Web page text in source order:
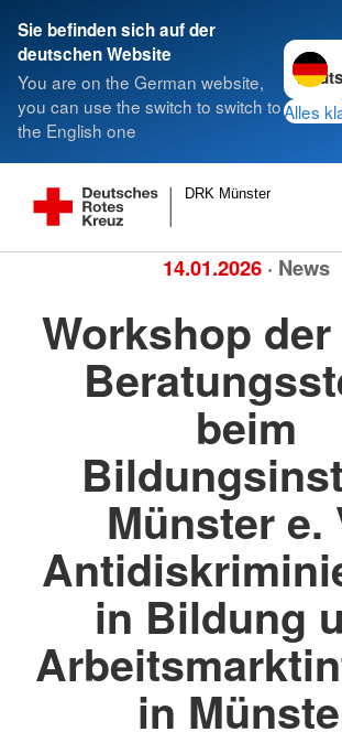
Sie befinden sich auf der
deutschen Website
You are on the German website,
you can use the switch to switch to
the English one
Alles
DRK Münster
14.01.2026 · News
Workshop
beim
Münster e.
in Bildung
in